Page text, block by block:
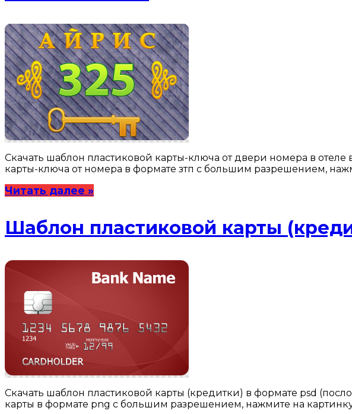
Скачать шаблон пластиковой карты-ключа от двери номера в
карты-ключа от номера в формате зтп с большим разрешением,
Читать далее »
Шаблон пластиковой карты
Скачать шаблон пластиковой карты (кредитки) в формате psd
карты в формате png с большим разрешением, нажмите на